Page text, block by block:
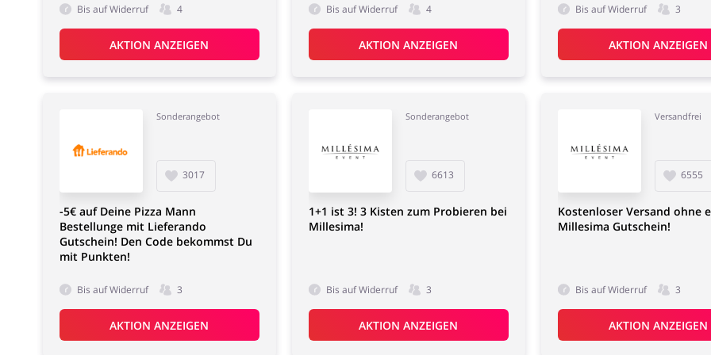
Bis auf Widerruf 4
AKTION ANZEIGEN
Bis auf Widerruf 4
AKTION ANZEIGEN
Bis auf Widerruf 3
AKTION ANZEIGEN
Sonderangebot
3017
-5€ auf Deine Pizza Mann
Bestellunge mit Lieferando
Gutschein! Den Code bekommst Du
mit Punkten!
Bis auf Widerruf 3
AKTION ANZEIGEN
Sonderangebot
6613
1+1 ist 3! 3 Kisten zum Probieren bei
Millesima!
Bis auf Widerruf 3
AKTION ANZEIGEN
Versandfrei
6555
Kostenloser Versand ohne
Millesima Gutschein!
Bis auf Widerruf 3
AKTION ANZEIGEN